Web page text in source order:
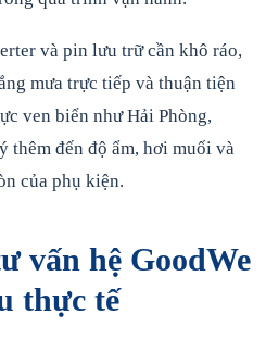
và pin lưu trữ cần khô ráo,
mưa trực tiếp và thuận tiện
ven biển như Hải Phòng,
thêm đến độ ẩm, hơi muối và
của phụ kiện.
vấn hệ GoodWe
thực tế